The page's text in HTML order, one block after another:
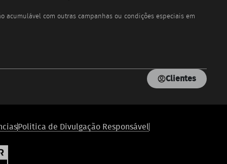
acumulável com outras campanhas ou condições especiais em
Clientes
Politica de Divulgação Responsável